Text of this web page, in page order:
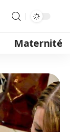
Maternité